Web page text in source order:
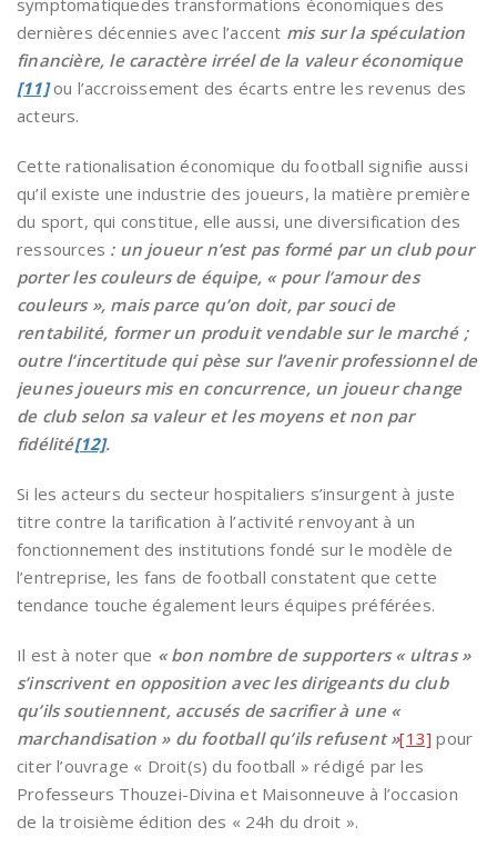
symptomatiquedes transformations économiques des
dernières décennies avec l’accent mis sur la spéculation
financière, le caractère irréel de la valeur économique
[11] ou l’accroissement des écarts entre les revenus des
acteurs.
Cette rationalisation économique du football signifie aussi
qu’il existe une industrie des joueurs, la matière première
du sport, qui constitue, elle aussi, une diversification des
ressources : un joueur n’est pas formé par un club pour
porter les couleurs de équipe, « pour l’amour des
couleurs », mais parce qu’on doit, par souci de
rentabilité, former un produit vendable sur le marché ;
outre l’incertitude qui pèse sur l’avenir professionnel de
jeunes joueurs mis en concurrence, un joueur change
de club selon sa valeur et les moyens et non par
fidélité[12].
Si les acteurs du secteur hospitaliers s’insurgent à juste
titre contre la tarification à l’activité renvoyant à un
fonctionnement des institutions fondé sur le modèle de
l’entreprise, les fans de football constatent que cette
tendance touche également leurs équipes préférées.
Il est à noter que « bon nombre de supporters « ultras »
s’inscrivent en opposition avec les dirigeants du club
qu’ils soutiennent, accusés de sacrifier à une «
marchandisation » du football qu’ils refusent »[13] pour
citer l’ouvrage « Droit(s) du football » rédigé par les
Professeurs Thouzei-Divina et Maisonneuve à l’occasion
de la troisième édition des « 24h du droit ».